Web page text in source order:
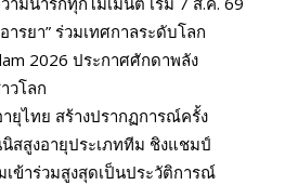
ารยา” ร่วมเทศกาลระดับโลก
2026 ประกาศศักดาพลัง
วโลก
ยุไทย สร้างปรากฏการณ์ครั้ง
สสูงอายุประเภททีม ชิงแชมป์
เข้าร่วมสูงสุดเป็นประวัติการณ์